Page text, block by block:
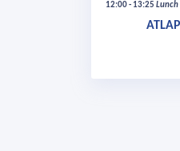
12:00 - 13:25 Lunch